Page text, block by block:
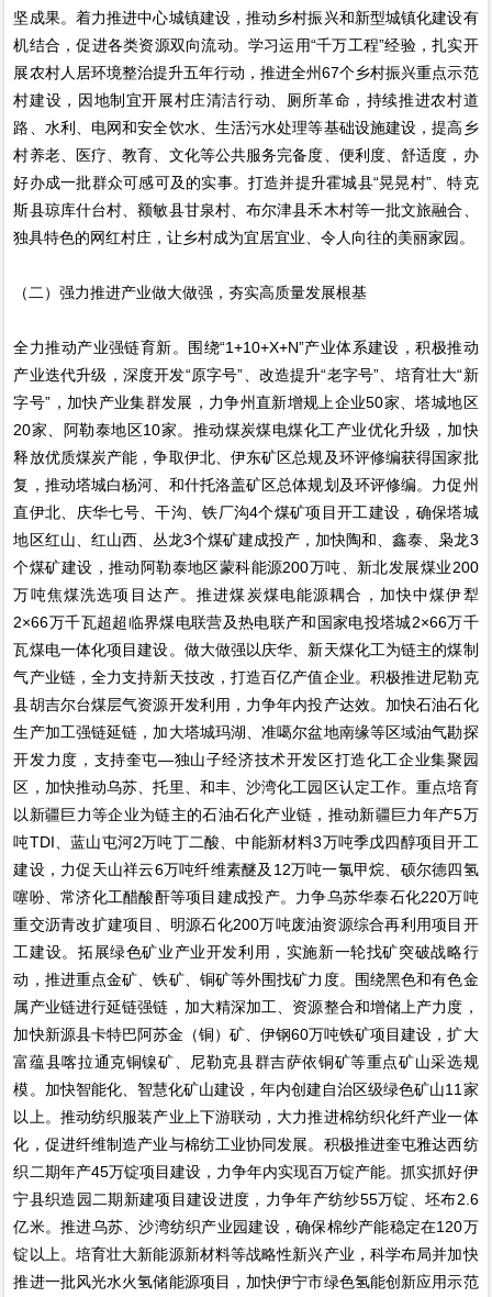
坚成果。着力推进中心城镇建设，推动乡村振兴和新型城镇化建设有
机结合，促进各类资源双向流动。学习运用“千万工程”经验，扎实开
展农村人居环境整治提升五年行动，推进全州67个乡村振兴重点示范
村建设，因地制宜开展村庄清洁行动、厕所革命，持续推进农村道
路、水利、电网和安全饮水、生活污水处理等基础设施建设，提高乡
村养老、医疗、教育、文化等公共服务完备度、便利度、舒适度，办
好办成一批群众可感可及的实事。打造并提升霍城县“晃晃村”、特克
斯县琼库什台村、额敏县甘泉村、布尔津县禾木村等一批文旅融合、
独具特色的网红村庄，让乡村成为宜居宜业、令人向往的美丽家园。
（二）强力推进产业做大做强，夯实高质量发展根基
全力推动产业强链育新。围绕“1+10+X+N”产业体系建设，积极推动
产业迭代升级，深度开发“原字号”、改造提升“老字号”、培育壮大“新
字号”，加快产业集群发展，力争州直新增规上企业50家、塔城地区
20家、阿勒泰地区10家。推动煤炭煤电煤化工产业优化升级，加快
释放优质煤炭产能，争取伊北、伊东矿区总规及环评修编获得国家批
复，推动塔城白杨河、和什托洛盖矿区总体规划及环评修编。力促州
直伊北、庆华七号、干沟、铁厂沟4个煤矿项目开工建设，确保塔城
地区红山、红山西、丛龙3个煤矿建成投产，加快陶和、鑫泰、枭龙3
个煤矿建设，推动阿勒泰地区蒙科能源200万吨、新北发展煤业200
万吨焦煤洗选项目达产。推进煤炭煤电能源耦合，加快中煤伊犁
2×66万千瓦超超临界煤电联营及热电联产和国家电投塔城2×66万千
瓦煤电一体化项目建设。做大做强以庆华、新天煤化工为链主的煤制
气产业链，全力支持新天技改，打造百亿产值企业。积极推进尼勒克
县胡吉尔台煤层气资源开发利用，力争年内投产达效。加快石油石化
生产加工强链延链，加大塔城玛湖、准噶尔盆地南缘等区域油气勘探
开发力度，支持奎屯—独山子经济技术开发区打造化工企业集聚园
区，加快推动乌苏、托里、和丰、沙湾化工园区认定工作。重点培育
以新疆巨力等企业为链主的石油石化产业链，推动新疆巨力年产5万
吨TDI、蓝山屯河2万吨丁二酸、中能新材料3万吨季戊四醇项目开工
建设，力促天山祥云6万吨纤维素醚及12万吨一氯甲烷、硕尔德四氢
噻吩、常济化工醋酸酐等项目建成投产。力争乌苏华泰石化220万吨
重交沥青改扩建项目、明源石化200万吨废油资源综合再利用项目开
工建设。拓展绿色矿业产业开发利用，实施新一轮找矿突破战略行
动，推进重点金矿、铁矿、铜矿等外围找矿力度。围绕黑色和有色金
属产业链进行延链强链，加大精深加工、资源整合和增储上产力度，
加快新源县卡特巴阿苏金（铜）矿、伊钢60万吨铁矿项目建设，扩大
富蕴县喀拉通克铜镍矿、尼勒克县群吉萨依铜矿等重点矿山采选规
模。加快智能化、智慧化矿山建设，年内创建自治区级绿色矿山11家
以上。推动纺织服装产业上下游联动，大力推进棉纺织化纤产业一体
化，促进纤维制造产业与棉纺工业协同发展。积极推进奎屯雅达西纺
织二期年产45万锭项目建设，力争年内实现百万锭产能。抓实抓好伊
宁县织造园二期新建项目建设进度，力争年产纺纱55万锭、坯布2.6
亿米。推进乌苏、沙湾纺织产业园建设，确保棉纱产能稳定在120万
锭以上。培育壮大新能源新材料等战略性新兴产业，科学布局并加快
推进一批风光水火氢储能源项目，加快伊宁市绿色氢能创新应用示范